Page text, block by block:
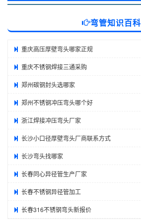
弯管知识百科
重庆高压厚壁弯头哪家正规
重庆不锈钢焊接三通采购
郑州碳钢封头选哪家
郑州不锈钢冲压弯头哪个好
浙江焊接冲压弯头厂家
长沙小口径厚壁弯头厂商联系方式
长沙弯头找哪家
长春同心异径管生产厂家
长春不锈钢异径管加工
长春316不锈钢弯头新报价